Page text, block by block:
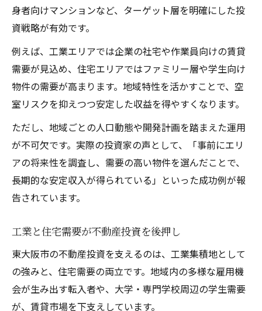
身者向けマンションなど、ターゲット層を明確にした投
資戦略が有効です。
例えば、工業エリアでは企業の社宅や作業員向けの賃貸
需要が見込め、住宅エリアではファミリー層や学生向け
物件の需要が高まります。地域特性を活かすことで、空
室リスクを抑えつつ安定した収益を得やすくなります。
ただし、地域ごとの人口動態や開発計画を踏まえた運用
が不可欠です。実際の投資家の声として、「事前にエリ
アの将来性を調査し、需要の高い物件を選んだことで、
長期的な安定収入が得られている」といった成功例が報
告されています。
工業と住宅需要が不動産投資を後押し
東大阪市の不動産投資を支えるのは、工業集積地として
の強みと、住宅需要の両立です。地域内の多様な雇用機
会が生み出す転入者や、大学・専門学校周辺の学生需要
が、賃貸市場を下支えしています。